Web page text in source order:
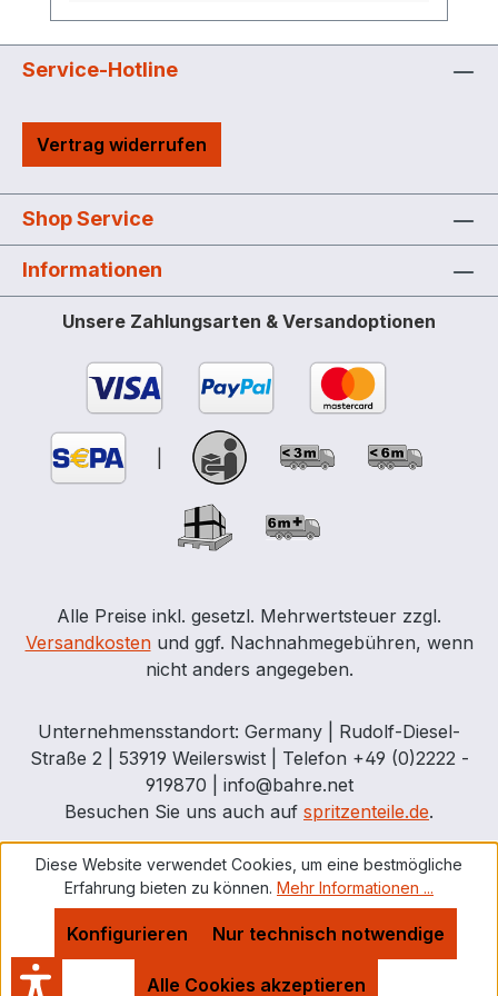
Zubehör mitbestellen ! Auch für
Pflanzenöle und Biodiesel geeignet
Staplertaschen Schutzring für
R 1", absperrbar Entlüftungsleitung R 1½",
verschließbar Befüllstutzen R 2",
Einwandige Ausführung: Bei Verwendung
als Lager ist eine Auffangwanne
Firmenfarbe möglich) Wiederkehrende
6.5.4.4.1 b).
Service-Hotline
Vertrag widerrufen
Shop Service
Informationen
Unsere Zahlungsarten & Versandoptionen
Alle Preise inkl. gesetzl. Mehrwertsteuer zzgl.
Versandkostenund ggf. Nachnahmegebühren, wenn
nicht anders angegeben.
Unternehmensstandort: Germany | Rudolf-Diesel-
Straße 2 | 53919 Weilerswist | Telefon +49 (0)2222 -
919870 | info@bahre.net
Besuchen Sie uns auch auf spritzenteile.de.
Diese Website verwendet Cookies, um eine bestmögliche
Erfahrung bieten zu können. Mehr Informationen ...
Nur technisch notwendige
Konfigurieren
Alle Cookies akzeptieren